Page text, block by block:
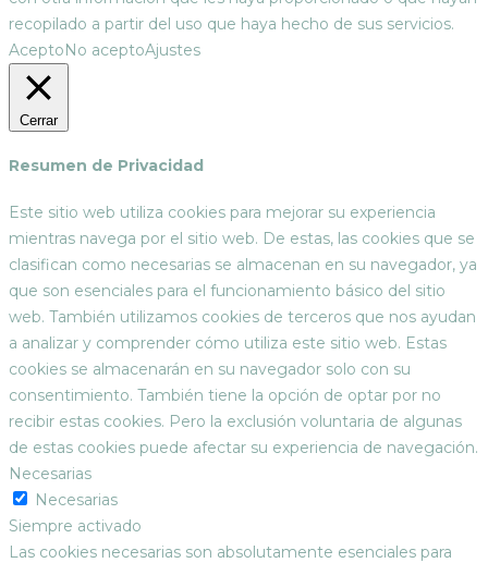
recopilado a partir del uso que haya hecho de sus servicios.
Acepto No aceptoAjustes
Cerrar
Resumen de Privacidad
Este sitio web utiliza cookies para mejorar su experiencia
mientras navega por el sitio web. De estas, las cookies que se
clasifican como necesarias se almacenan en su navegador, ya
que son esenciales para el funcionamiento básico del sitio
web. También utilizamos cookies de terceros que nos ayudan
a analizar y comprender cómo utiliza este sitio web. Estas
cookies se almacenarán en su navegador solo con su
consentimiento. También tiene la opción de optar por no
recibir estas cookies. Pero la exclusión voluntaria de algunas
de estas cookies puede afectar su experiencia de navegación.
Necesarias
Necesarias
Siempre activado
Las cookies necesarias son absolutamente esenciales para